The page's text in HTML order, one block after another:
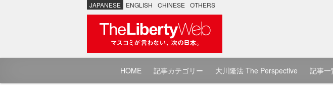
JAPANESE ENGLISH CHINESE OTHERS
HOME 記事カテゴリー 大川隆法 The Perspective 記事一